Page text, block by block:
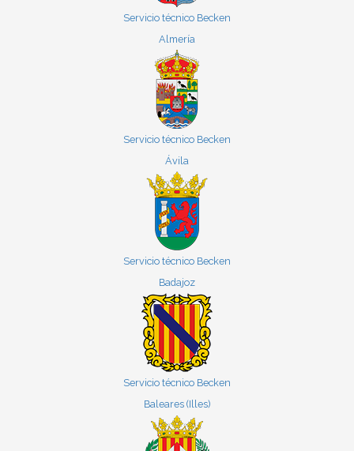
Servicio técnico Becken
Almería
Servicio técnico Becken
Ávila
Servicio técnico Becken
Badajoz
Servicio técnico Becken
Baleares (Illes)